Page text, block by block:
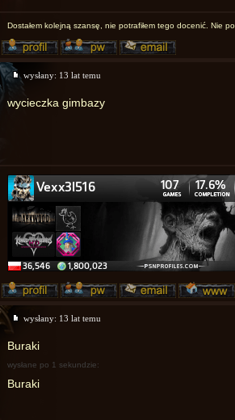
Dostałem kolejną szansę, nie potrafiłem tego docenić. Nie
wysłany: 13 lat temu
wycieczka gimbazy
wysłany: 13 lat temu
Buraki
wysłane po 1 sekundzie:
Buraki